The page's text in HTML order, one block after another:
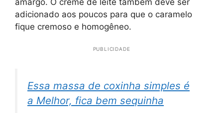
amargo. O creme de leite também deve ser
adicionado aos poucos para que o caramelo
fique cremoso e homogêneo.
PUBLICIDADE
Essa massa de coxinha simples é
a Melhor, fica bem sequinha